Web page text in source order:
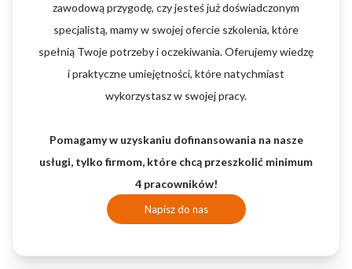
zawodową przygodę, czy jesteś już doświadczonym
specjalistą, mamy w swojej ofercie szkolenia, które
spełnią Twoje potrzeby i oczekiwania. Oferujemy wiedzę
i praktyczne umiejętności, które natychmiast
wykorzystasz w swojej pracy.
Pomagamy w uzyskaniu dofinansowania na nasze
usługi, tylko firmom, które chcą przeszkolić minimum
4 pracowników!
Napisz do nas